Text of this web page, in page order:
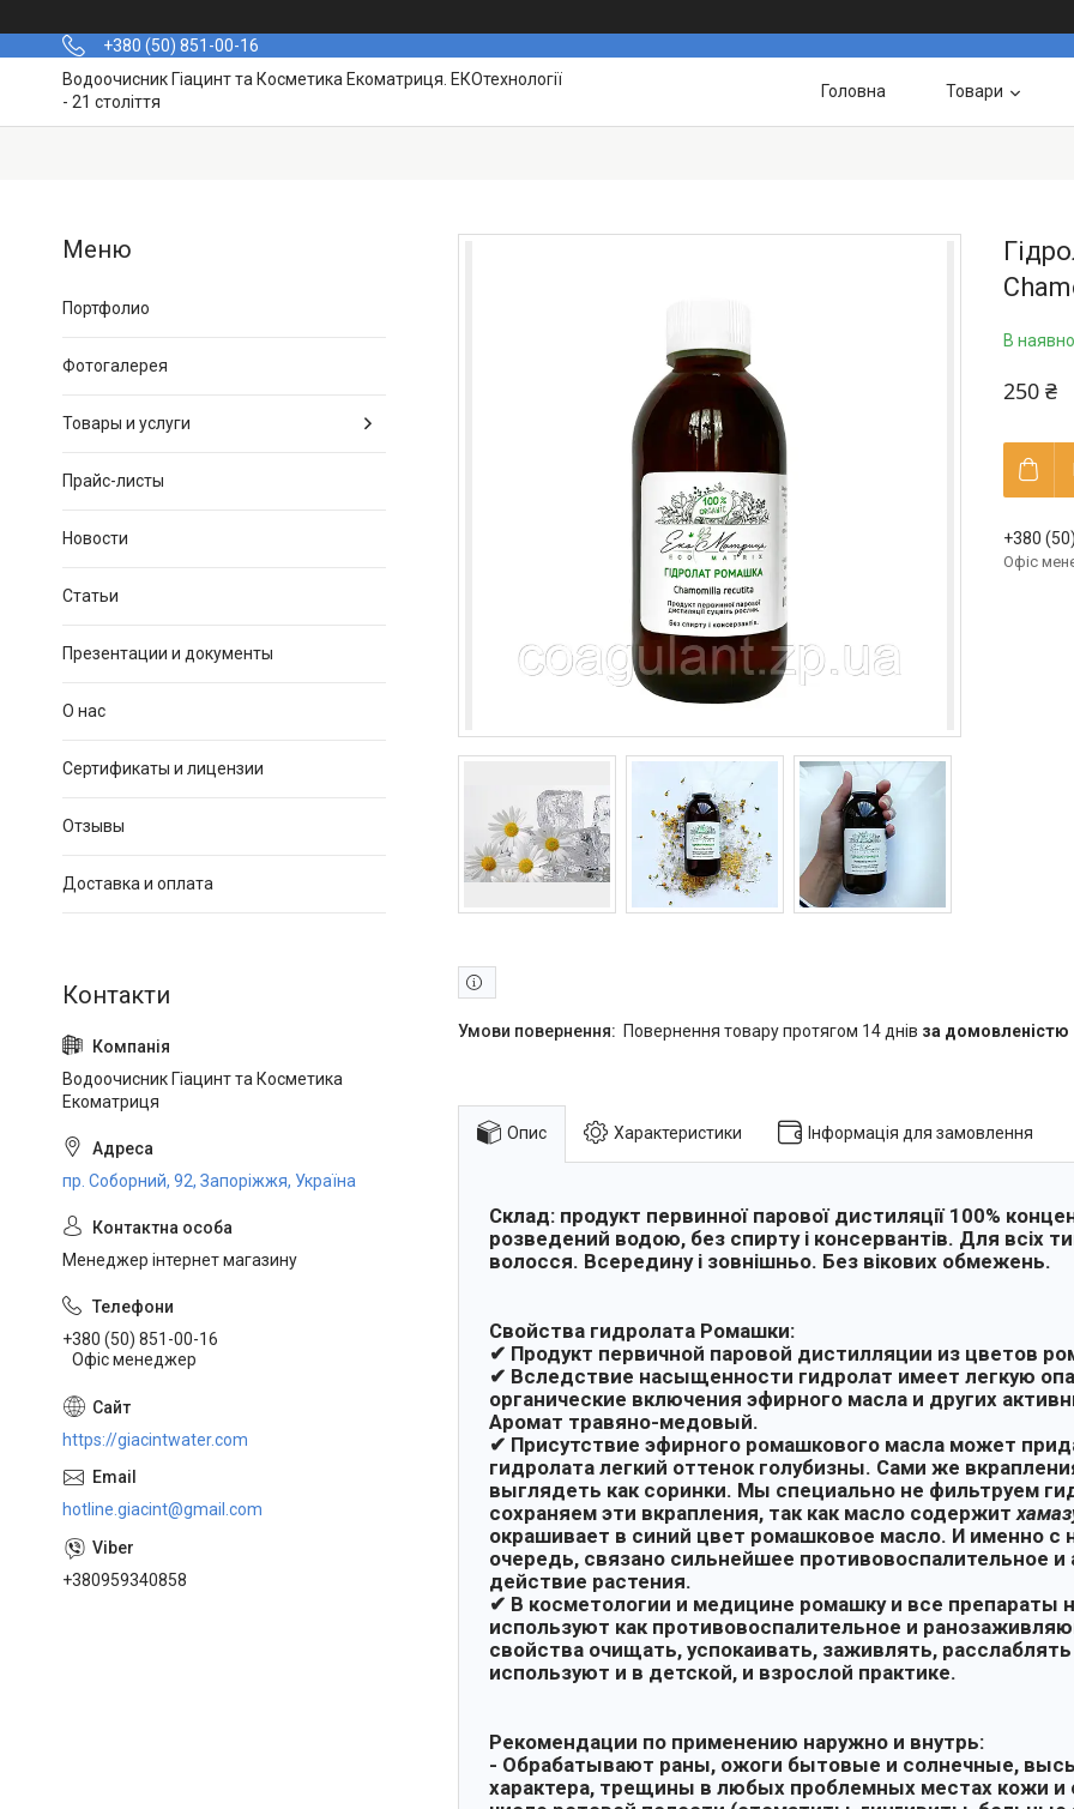
+380 (50) 851-00-16
Водоочисник Гіацинт та Косметика Екоматриця. ЕКОтехнології
- 21 століття
Головна Товари
В
250 ₴
+380
Офіс
повернення товару протягом 14 днів за домовленістю
Опис Характеристики Інформація для замовлення
Склад: продукт первинної парової дистиляції 100%
розведений водою, без спирту і консервантів. Для всіх
волосся. Всередину і зовнішньо. Без вікових обмежень.
Свойства гидролата Ромашки:
✔ Продукт первичной паровой дистилляции из цветов
✔ Вследствие насыщенности гидролат имеет легкую
органические включения эфирного масла и других
Аромат травяно-медовый.
✔ Присутствие эфирного ромашкового масла может
гидролата легкий оттенок голубизны. Сами же
выглядеть как соринки. Мы специально не фильтруем
сохраняем эти вкрапления, так как масло содержит
окрашивает в синий цвет ромашковое масло. И именно с
очередь, связано сильнейшее противовоспалительное и
действие растения.
✔ В косметологии и медицине ромашку и все препараты
используют как противовоспалительное и
свойства очищать, успокаивать, заживлять,
используют и в детской, и взрослой практике.
Рекомендации по применению наружно и внутрь:
- Обрабатывают раны, ожоги бытовые и солнечные,
характера, трещины в любых проблемных местах кожи и
Портфолио
Фотогалерея
Товары и услуги
Прайс-листы
Новости
Статьи
Презентации и документы
О нас
Сертификаты и лицензии
Отзывы
Доставка и оплата
Водоочисник Гіацинт та Косметика
Екоматриця
пр. Соборний, 92, Запоріжжя, Україна
Менеджер інтернет магазину
+380 (50) 851-00-16
Офіс менеджер
https://giacintwater.com
hotline.giacint@gmail.com
+380959340858